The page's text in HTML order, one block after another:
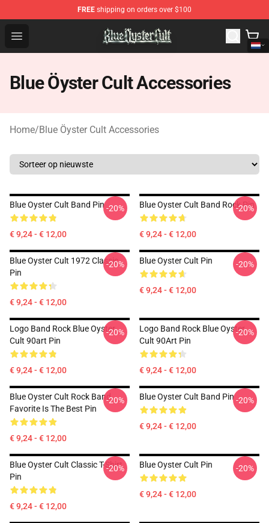
FREE shipping on orders over $100
Open menu
Blue Öyster Cult Store - Official Blue Öyster Cult
Blue Öyster Cult Accessories
Home/Blue Öyster Cult Accessories
Blue Oyster Cult Band Pin
€ 9,24 - € 12,00
-20% Blue Oyster Cult Band Rock Pin
€ 9,24 - € 12,00
-20%
Blue Oyster Cult 1972 Classic
Pin
€ 9,24 - € 12,00
-20% Blue Oyster Cult Pin
€ 9,24 - € 12,00
-20%
Logo Band Rock Blue Oyster
Cult 90art Pin
€ 9,24 - € 12,00
-20%
Logo Band Rock Blue Oyster
Cult 90Art Pin
€ 9,24 - € 12,00
-20%
Blue Oyster Cult Rock Band
Favorite Is The Best Pin
€ 9,24 - € 12,00
-20% Blue Oyster Cult Band Pin
€ 9,24 - € 12,00
-20%
Blue Oyster Cult Classic T-Shirt
Pin
€ 9,24 - € 12,00
-20% Blue Oyster Cult Pin
€ 9,24 - € 12,00
-20%